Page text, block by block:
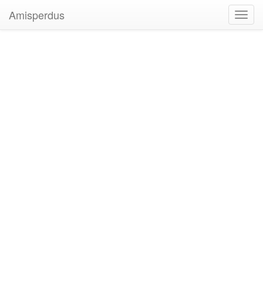
Amisperdus